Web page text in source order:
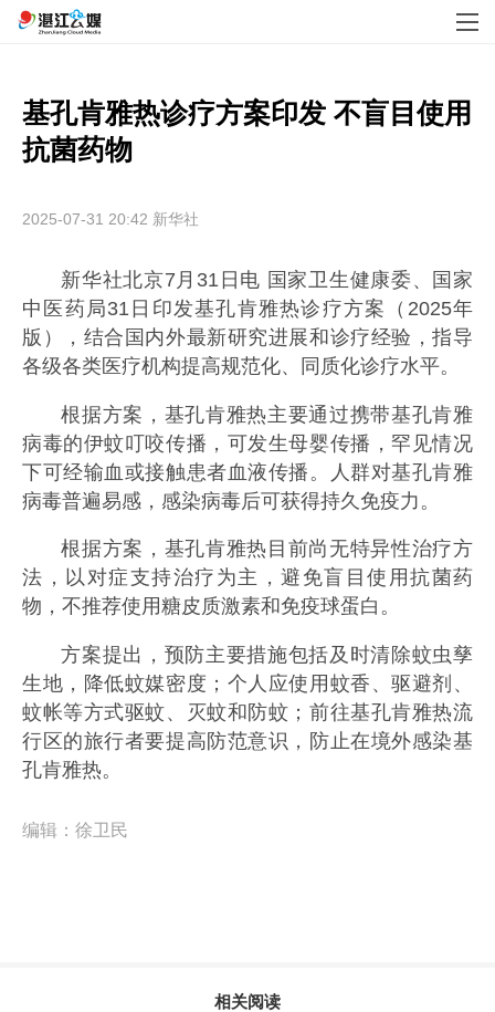
基孔肯雅热诊疗方案印发 不盲目使用
2025-07-31 20:42 新华社
新华社北京7月31日电 国家卫生健康委、国家
中医药局31日印发基孔肯雅热诊疗方案（2025年
版），结合国内外最新研究进展和诊疗经验，指导
各级各类医疗机构提高规范化、同质化诊疗水平。
根据方案，基孔肯雅热主要通过携带基孔肯雅
病毒的伊蚊叮咬传播，可发生母婴传播，罕见情况
下可经输血或接触患者血液传播。人群对基孔肯雅
病毒普遍易感，感染病毒后可获得持久免疫力。
根据方案，基孔肯雅热目前尚无特异性治疗方
法，以对症支持治疗为主，避免盲目使用抗菌药
物，不推荐使用糖皮质激素和免疫球蛋白。
方案提出，预防主要措施包括及时清除蚊虫孳
生地，降低蚊媒密度；个人应使用蚊香、驱避剂、
蚊帐等方式驱蚊、灭蚊和防蚊；前往基孔肯雅热流
行区的旅行者要提高防范意识，防止在境外感染基
孔肯雅热。
编辑： 徐卫民
相关阅读